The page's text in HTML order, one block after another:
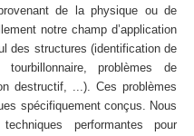
de la physique ou de
notre champ d’application
des structures (identification de
tourbillonnaire, problèmes de
destructif, ...). Ces problèmes
spécifiquement conçus. Nous
performantes pour